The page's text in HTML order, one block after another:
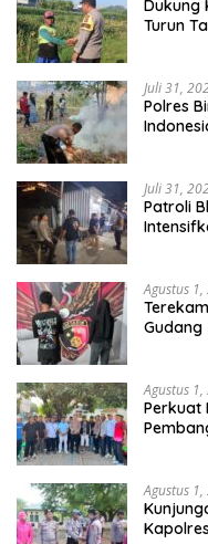
Dukung
Turun
Juli 31,
Polres
Juli 31,
Patroli
Agustus
Gudang
Agustus
Perkuat
Agustus